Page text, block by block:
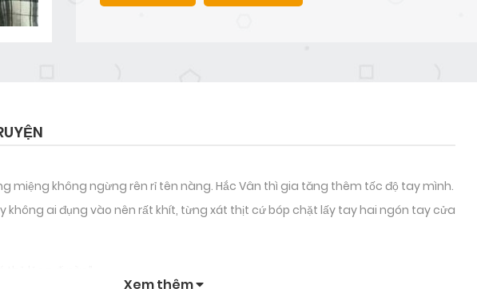
miệng không ngừng rên rỉ tên nàng. Hắc Vân thì gia tăng thêm tốc độ tay mình.
không ai đụng vào nên rất khít, từng xát thịt cứ bóp chặt lấy tay hai ngón tay cửa
Xem thêm